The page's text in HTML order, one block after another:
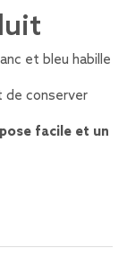
et bleu habille
de conserver
pose facile et un